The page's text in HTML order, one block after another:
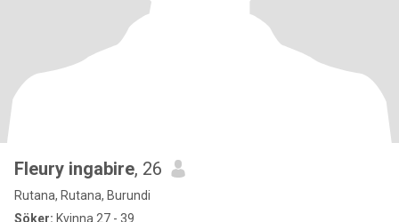
Fleury ingabire, 26
Rutana, Rutana, Burundi
Söker: Kvinna 27 - 39